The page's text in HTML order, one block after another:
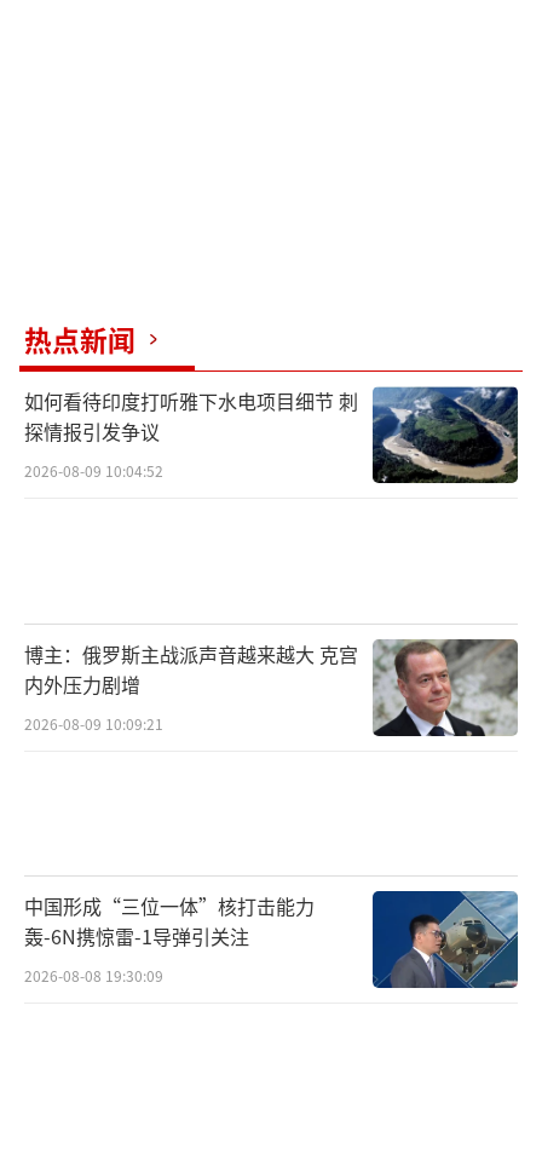
热点新闻
如何看待印度打听雅下水电项目细节 刺
探情报引发争议
2026-08-09 10:04:52
博主：俄罗斯主战派声音越来越大 克宫
内外压力剧增
2026-08-09 10:09:21
中国形成“三位一体”核打击能力
轰-6N携惊雷-1导弹引关注
2026-08-08 19:30:09